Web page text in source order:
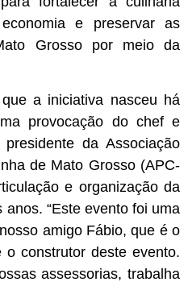
e preservar as
Grosso por meio da
a iniciativa nasceu há
provocação do chef e
da Associação
de Mato Grosso (APC-
e organização da
“Este evento foi uma
amigo Fábio, que é o
o construtor deste evento.
assessorias, trabalha